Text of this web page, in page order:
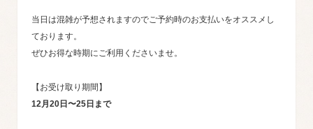
当日は混雑が予想されますのでご予約時のお支払いをオススメし
ております。
ぜひお得な時期にご利用くださいませ。
【お受け取り期間】
12月20日〜25日まで